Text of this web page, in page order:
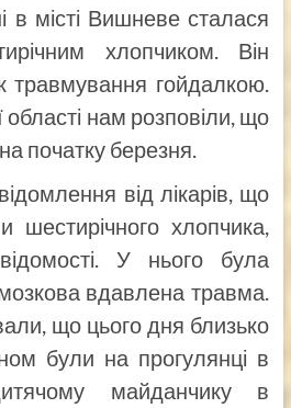
в місті Вишневе сталася
хлопчиком. Він
травмування гойдалкою.
області нам розповіли, що
початку березня.
від лікарів, що
шестирічного хлопчика,
У нього була
вдавлена травма.
що цього дня близько
були на прогулянці в
майданчику в